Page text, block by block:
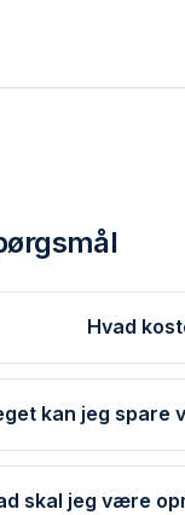
Hvad
kan jeg spare
skal jeg være